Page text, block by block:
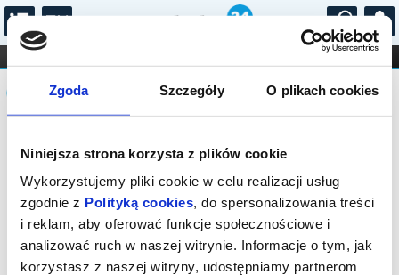
Zgoda Szczegóły O plikach cookies
Niniejsza strona korzysta z plików cookie
Wykorzystujemy pliki cookie w celu realizacji usług
zgodnie z Polityką cookies, do spersonalizowania treści
i reklam, aby oferować funkcje społecznościowe i
analizować ruch w naszej witrynie. Informacje o tym, jak
korzystasz z naszej witryny, udostępniamy partnerom
...
FILHARMONIA OPERA I BALET
STAND-UP
DLA DZIECI
Komunikat
Sprzedaż biletów on-line na wydarzenie
została zakończona.